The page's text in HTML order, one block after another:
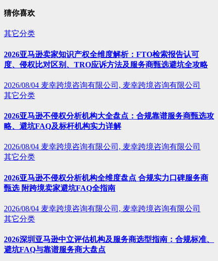
猜你喜欢
其它分类
2026亚马逊卖家知识产权全维度解析：FTO检索报告认可
度、侵权比对区别、TRO应诉方法及服务商甄选避坑全攻略
2026/08/04 麦幸跨境咨询有限公司, 麦幸跨境咨询有限公司
其它分类
2026亚马逊不侵权分析机构大全盘点：合规靠谱服务商甄选攻
略、避坑FAQ及标杆机构实力详解
2026/08/04 麦幸跨境咨询有限公司, 麦幸跨境咨询有限公司
其它分类
2026亚马逊不侵权分析机构全维度盘点 合规实力口碑服务商
甄选 附跨境卖家避坑FAQ全指南
2026/08/04 麦幸跨境咨询有限公司, 麦幸跨境咨询有限公司
其它分类
2026深圳亚马逊中立评估机构及服务商选型指南：合规标准、
避坑FAQ与靠谱服务商大盘点